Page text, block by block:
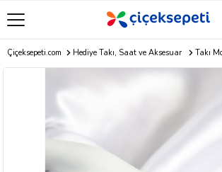
Çiçeksepeti.com Hediye Takı, Saat ve Aksesuar Takı